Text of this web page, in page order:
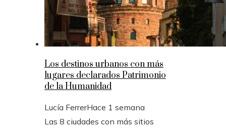
Los destinos urbanos con más
lugares declarados Patrimonio
de la Humanidad
Lucía FerrerHace 1 semana
Las 8 ciudades con más sitios